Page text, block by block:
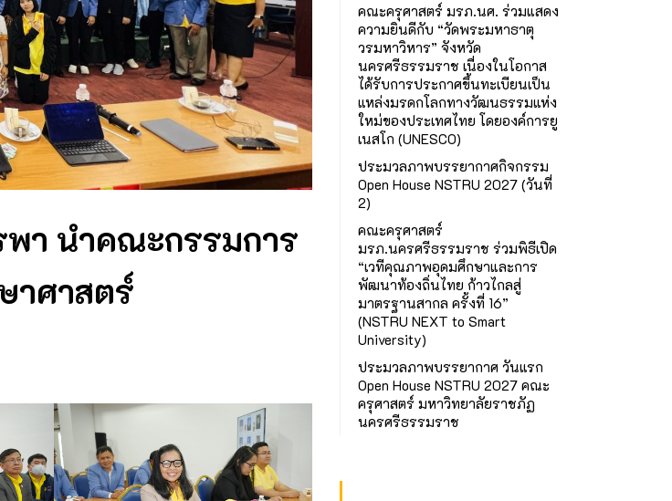
า นำคณะกรรมการ
าศาสตร์
คณะครุศาสตร์ มรภ.นศ. ร่วมแสดง
ความยินดีกับ “วัดพระมหาธาตุ
วรมหาวิหาร” จังหวัด
นครศรีธรรมราช เนื่องในโอกาส
ได้รับการประกาศขึ้นทะเบียนเป็น
แหล่งมรดกโลกทางวัฒนธรรมแห่ง
ใหม่ของประเทศไทย โดยองค์การยู
เนสโก (UNESCO)
ประมวลภาพบรรยากาศกิจกรรม
Open House NSTRU 2027 (วันที่
2)
คณะครุศาสตร์
มรภ.นครศรีธรรมราช ร่วมพิธีเปิด
“เวทีคุณภาพอุดมศึกษาและการ
พัฒนาท้องถิ่นไทย ก้าวไกลสู่
มาตรฐานสากล ครั้งที่ 16”
(NSTRU NEXT to Smart
University)
ประมวลภาพบรรยากาศ วันแรก
Open House NSTRU 2027 คณะ
ครุศาสตร์ มหาวิทยาลัยราชภัฏ
นครศรีธรรมราช